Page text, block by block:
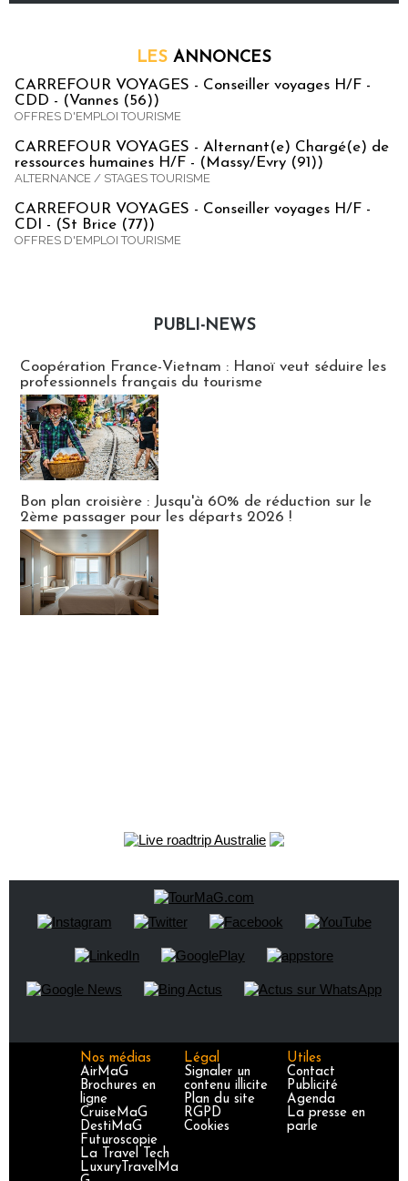
LES ANNONCES
CARREFOUR VOYAGES - Conseiller voyages H/F -
CDD - (Vannes (56))
OFFRES D'EMPLOI TOURISME
CARREFOUR VOYAGES - Alternant(e) Chargé(e) de
ressources humaines H/F - (Massy/Evry (91))
ALTERNANCE / STAGES TOURISME
CARREFOUR VOYAGES - Conseiller voyages H/F -
CDI - (St Brice (77))
OFFRES D'EMPLOI TOURISME
PUBLI-NEWS
Coopération France-Vietnam : Hanoï veut séduire les
professionnels français du tourisme
Bon plan croisière : Jusqu'à 60% de réduction sur le
2ème passager pour les départs 2026 !
Nos médias
AirMaG
Brochures en
ligne
CruiseMaG
DestiMaG
Futuroscopie
La Travel Tech
LuxuryTravelMa
Légal
Signaler un
contenu illicite
Plan du site
RGPD
Cookies
Utiles
Contact
Publicité
Agenda
La presse en
parle